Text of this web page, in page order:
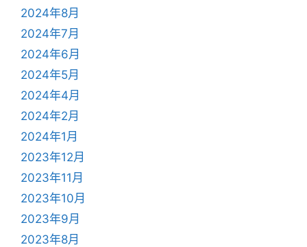
2024年8月
2024年7月
2024年6月
2024年5月
2024年4月
2024年2月
2024年1月
2023年12月
2023年11月
2023年10月
2023年9月
2023年8月